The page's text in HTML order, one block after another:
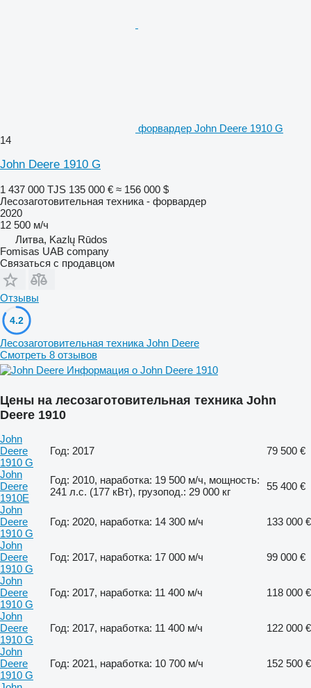
форвардер John Deere 1910 G
14
John Deere 1910 G
1 437 000 TJS 135 000 € ≈ 156 000 $
Лесозаготовительная техника - форвардер
2020
12 500 м/ч
Литва, Kazlų Rūdos
Fomisas UAB company
Связаться с продавцом
Отзывы
4.2
Лесозаготовительная техника John Deere
Смотреть 8 отзывов
Информация о John Deere 1910
Цены на лесозаготовительная техника John
Deere 1910
John
Deere
1910 G
Год: 2017
79 500 €
John
Deere
1910E
Год: 2010, наработка: 19 500 м/ч, мощность:
241 л.с. (177 кВт), грузопод.: 29 000 кг
55 400 €
John
Deere
1910 G
Год: 2020, наработка: 14 300 м/ч
133 000 €
John
Deere
1910 G
Год: 2017, наработка: 17 000 м/ч
99 000 €
John
Deere
1910 G
Год: 2017, наработка: 11 400 м/ч
118 000 €
John
Deere
1910 G
Год: 2017, наработка: 11 400 м/ч
122 000 €
John
Deere
1910 G
Год: 2021, наработка: 10 700 м/ч
152 500 €